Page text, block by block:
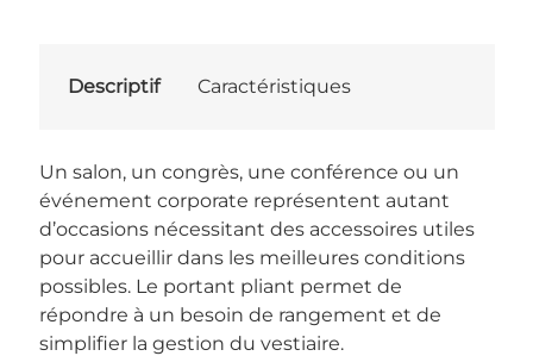
Descriptif Caractéristiques
Un salon, un congrès, une conférence ou un
événement corporate représentent autant
d’occasions nécessitant des accessoires utiles
pour accueillir dans les meilleures conditions
possibles. Le portant pliant permet de
répondre à un besoin de rangement et de
simplifier la gestion du vestiaire.